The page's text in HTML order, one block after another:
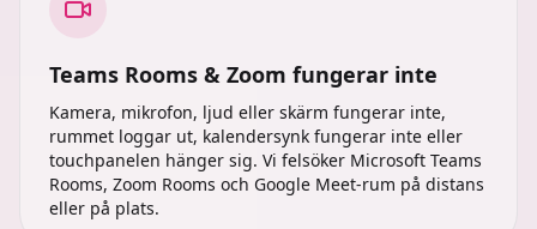
Teams Rooms & Zoom fungerar inte
Kamera, mikrofon, ljud eller skärm fungerar inte,
rummet loggar ut, kalender­synk fungerar inte eller
touchpanelen hänger sig. Vi felsöker Microsoft Teams
Rooms, Zoom Rooms och Google Meet-rum på distans
eller på plats.